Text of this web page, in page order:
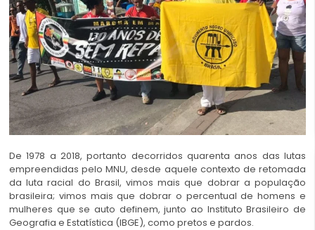
De 1978 a 2018, portanto decorridos quarenta anos das lutas
empreendidas pelo MNU, desde aquele contexto de retomada
da luta racial do Brasil, vimos mais que dobrar a população
brasileira; vimos mais que dobrar o percentual de homens e
mulheres que se auto definem, junto ao Instituto Brasileiro de
Geografia e Estatística (IBGE), como pretos e pardos.